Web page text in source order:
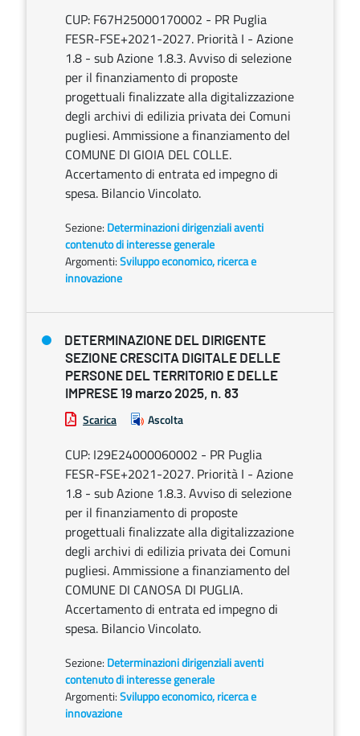
CUP: F67H25000170002 - PR Puglia
FESR-FSE+2021-2027. Priorità I - Azione
1.8 - sub Azione 1.8.3. Avviso di selezione
per il finanziamento di proposte
progettuali finalizzate alla digitalizzazione
degli archivi di edilizia privata dei Comuni
pugliesi. Ammissione a finanziamento del
COMUNE DI GIOIA DEL COLLE.
Accertamento di entrata ed impegno di
spesa. Bilancio Vincolato.
Sezione: Determinazioni dirigenziali aventi
contenuto di interesse generale
Argomenti:Sviluppo economico, ricerca e
innovazione
DETERMINAZIONE DEL DIRIGENTE
SEZIONE CRESCITA DIGITALE DELLE
PERSONE DEL TERRITORIO E DELLE
IMPRESE 19 marzo 2025, n. 83
Scarica Ascolta
CUP: I29E24000060002 - PR Puglia
FESR-FSE+2021-2027. Priorità I - Azione
1.8 - sub Azione 1.8.3. Avviso di selezione
per il finanziamento di proposte
progettuali finalizzate alla digitalizzazione
degli archivi di edilizia privata dei Comuni
pugliesi. Ammissione a finanziamento del
COMUNE DI CANOSA DI PUGLIA.
Accertamento di entrata ed impegno di
spesa. Bilancio Vincolato.
Sezione: Determinazioni dirigenziali aventi
contenuto di interesse generale
Argomenti:Sviluppo economico, ricerca e
innovazione